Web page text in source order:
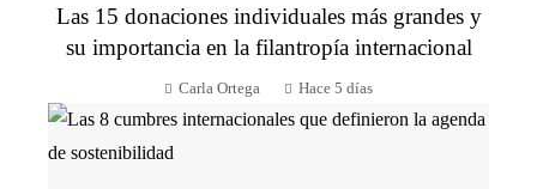
Las 15 donaciones individuales más grandes y
su importancia en la filantropía internacional
Carla Ortega Hace 5 días